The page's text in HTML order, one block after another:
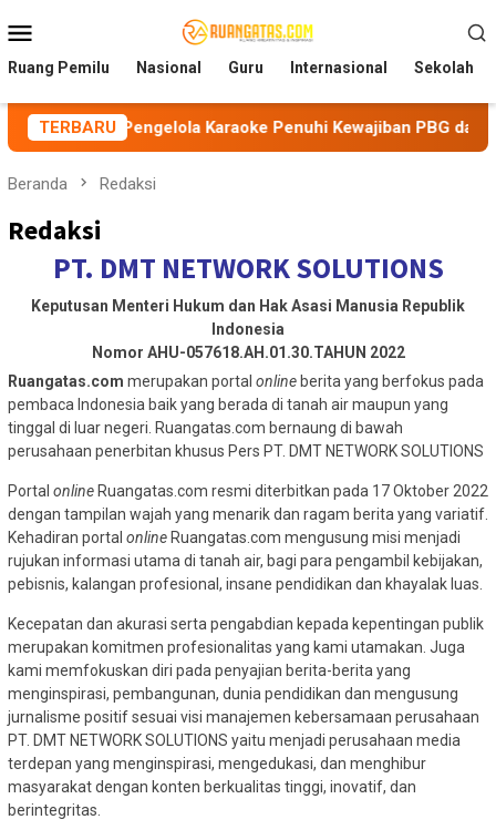
ke
kontenMobile
Ruang Pemilu Nasional Guru Internasional Sekolah
TERBARU
Pengelola Karaoke Penuhi Kewajiban PBG dan SLF
Beranda Redaksi
Redaksi
PT. DMT NETWORK SOLUTIONS
Keputusan Menteri Hukum dan Hak Asasi Manusia Republik
Indonesia
Nomor AHU-057618.AH.01.30.TAHUN 2022
Ruangatas.com merupakan portal online berita yang berfokus pada
pembaca Indonesia baik yang berada di tanah air maupun yang
tinggal di luar negeri. Ruangatas.com bernaung di bawah
perusahaan penerbitan khusus Pers PT. DMT NETWORK SOLUTIONS
Portal online Ruangatas.com resmi diterbitkan pada 17 Oktober 2022
dengan tampilan wajah yang menarik dan ragam berita yang variatif.
Kehadiran portal online Ruangatas.com mengusung misi menjadi
rujukan informasi utama di tanah air, bagi para pengambil kebijakan,
pebisnis, kalangan profesional, insane pendidikan dan khayalak luas.
Kecepatan dan akurasi serta pengabdian kepada kepentingan publik
merupakan komitmen profesionalitas yang kami utamakan. Juga
kami memfokuskan diri pada penyajian berita-berita yang
menginspirasi, pembangunan, dunia pendidikan dan mengusung
jurnalisme positif sesuai visi manajemen kebersamaan perusahaan
PT. DMT NETWORK SOLUTIONS yaitu menjadi perusahaan media
terdepan yang menginspirasi, mengedukasi, dan menghibur
masyarakat dengan konten berkualitas tinggi, inovatif, dan
berintegritas.